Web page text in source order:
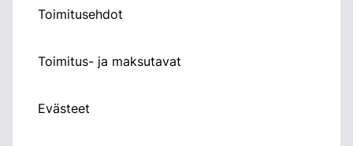
Toimitusehdot
Toimitus- ja maksutavat
Evästeet